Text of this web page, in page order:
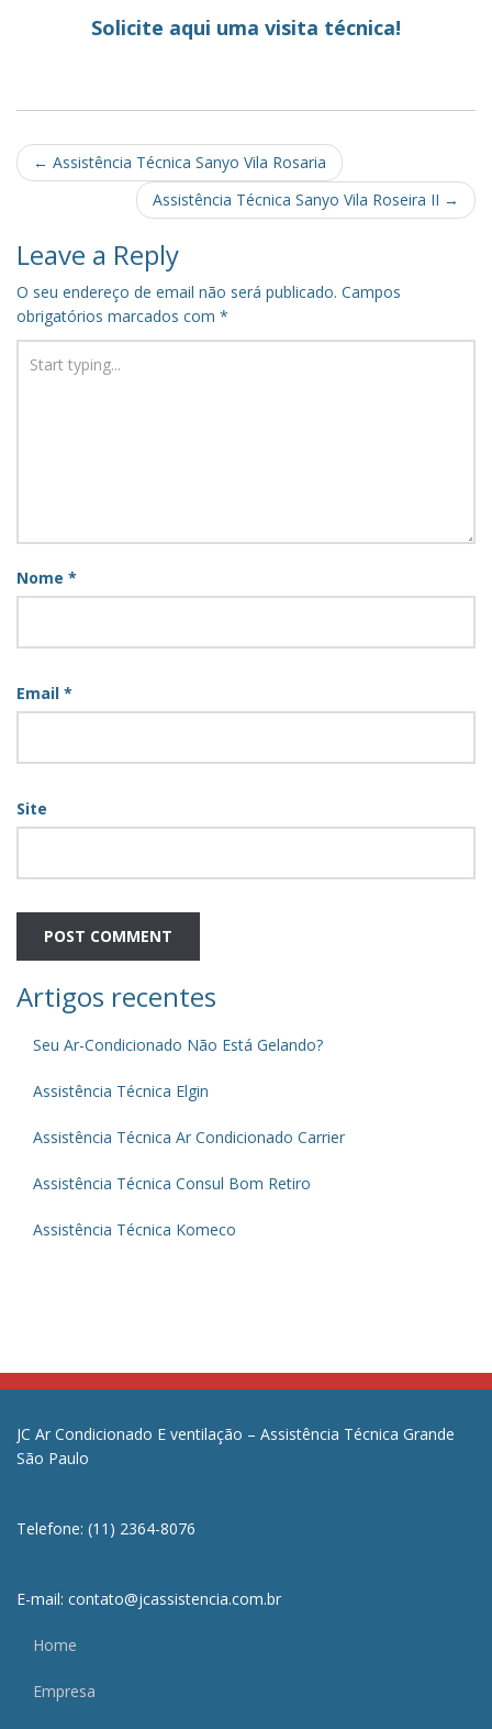
Solicite aqui uma visita técnica!
Post
navigation
← Assistência Técnica Sanyo Vila Rosaria
Assistência Técnica Sanyo Vila Roseira II →
Leave a Reply
O seu endereço de email não será publicado. Campos
obrigatórios marcados com *
Nome *
Email *
Site
Artigos recentes
Seu Ar-Condicionado Não Está Gelando?
Assistência Técnica Elgin
Assistência Técnica Ar Condicionado Carrier
Assistência Técnica Consul Bom Retiro
Assistência Técnica Komeco
JC Ar Condicionado E ventilação – Assistência Técnica Grande
São Paulo
Telefone: (11) 2364-8076
E-mail: contato@jcassistencia.com.br
Home
Empresa